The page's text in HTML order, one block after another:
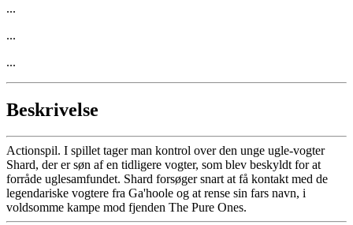
...
...
...
Beskrivelse
Actionspil. I spillet tager man kontrol over den unge ugle-vogter
Shard, der er søn af en tidligere vogter, som blev beskyldt for at
forråde uglesamfundet. Shard forsøger snart at få kontakt med de
legendariske vogtere fra Ga'hoole og at rense sin fars navn, i
voldsomme kampe mod fjenden The Pure Ones.